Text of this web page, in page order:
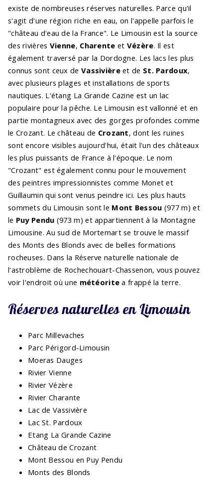
existe de nombreuses réserves naturelles. Parce qu'il
s'agit d'une région riche en eau, on l'appelle parfois le
"château d'eau de la France". Le Limousin est la source
des rivières Vienne, Charente et Vézère. Il est
également traversé par la Dordogne. Les lacs les plus
connus sont ceux de Vassivièreet de St. Pardoux,
avec plusieurs plages et installations de sports
nautiques. L'étang La Grande Cazine est un lac
populaire pour la pêche. Le Limousin est vallonné et en
partie montagneux avec des gorges profondes comme
le Crozant. Le château de Crozant, dont les ruines
sont encore visibles aujourd'hui, était l'un des châteaux
les plus puissants de France à l'époque. Le nom
"Crozant" est également connu pour le mouvement
des peintres impressionnistes comme Monet et
Guillaumin qui sont venus peindre ici. Les plus hauts
sommets du Limousin sont le Mont Bessou (977 m) et
le Puy Pendu (973 m) et appartiennent à la Montagne
Limousine. Au sud de Mortemart se trouve le massif
des Monts des Blonds avec de belles formations
rocheuses. Dans la Réserve naturelle nationale de
l'astroblème de Rochechouart-Chassenon, vous pouvez
voir l'endroit où une météorite a frappé la terre.
Réserves naturelles en Limousin
Parc Millevaches
Parc Périgord-Limousin
Moeras Dauges
Rivier Vienne
Rivier Vézère
Rivier Charante
Lac de Vassivière
Lac St. Pardoux
Etang La Grande Cazine
Château de Crozant
Mont Bessou en Puy Pendu
Monts des Blonds